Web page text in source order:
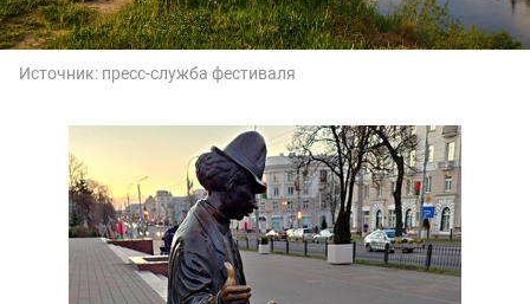
Источник: пресс-служба фестиваля